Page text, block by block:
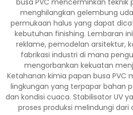
menghilangkan gelembung
permukaan halus yang dapat
kebutuhan finishing. Lembaran
reklame, pemodelan arsitektur,
fabrikasi industri di mana
mengorbankan kekuatan
Ketahanan kimia papan busa
lingkungan yang terpapar bahan
dan kondisi cuaca. Stabilisator UV
proses produksi melindungi dari